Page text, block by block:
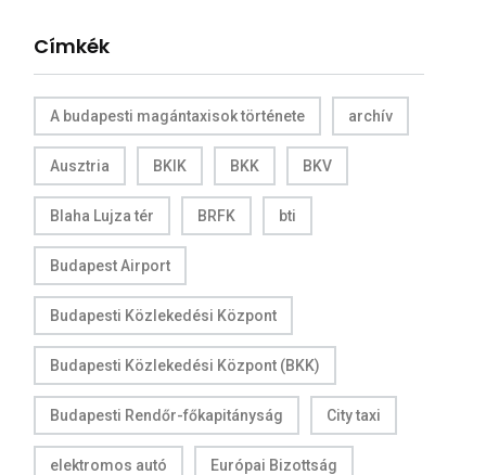
Címkék
A budapesti magántaxisok története archív
Ausztria BKIK BKK BKV
Blaha Lujza tér BRFK bti
Budapest Airport
Budapesti Közlekedési Központ
Budapesti Közlekedési Központ (BKK)
Budapesti Rendőr-főkapitányság City taxi
elektromos autó Európai Bizottság